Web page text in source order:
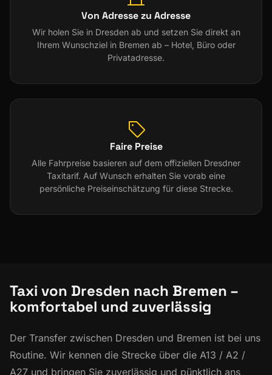
Von Adresse zu Adresse
Wir holen Sie in Dresden ab und setzen Sie direkt an
Ihrem Wunschziel in Bremen ab – Hotel, Büro oder
Privatadresse.
Faire Preise
Alle Fahrpreise basieren auf dem offiziellen Dresdner
Taxitarif. Auf Wunsch erhalten Sie vorab eine
persönliche Preiseinschätzung für diese Strecke.
Taxi von Dresden nach Bremen –
komfortabel und zuverlässig
Der Transfer zwischen Dresden und Bremen ist bei uns
Routine. Wir kennen die Strecke über die A13 / A2 /
A27 und bringen Sie zuverlässig und pünktlich ans